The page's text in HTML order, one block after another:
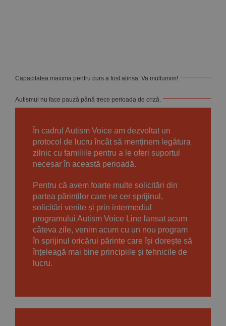
Capacitatea maxima pentru curs a fost atinsa. Va multumim!
Autismul nu face pauză până trece perioada de criză.
În cadrul Autism Voice am dezvoltat un
protocol de lucru încât să menținem legătura
zilnic cu familiile pentru a le oferi suportul
necesar în această perioadă.
Pentru că avem foarte multe solicitări din
partea părinților care ne cer sprijinul,
solicitări venite și prin intermediul
programului Autism Voice Line lansat acum
câteva zile, venim acum cu un nou program
în sprijinul oricărui părinte care își dorește să
înțeleagă mai bine principiile și tehnicile de
lucru.